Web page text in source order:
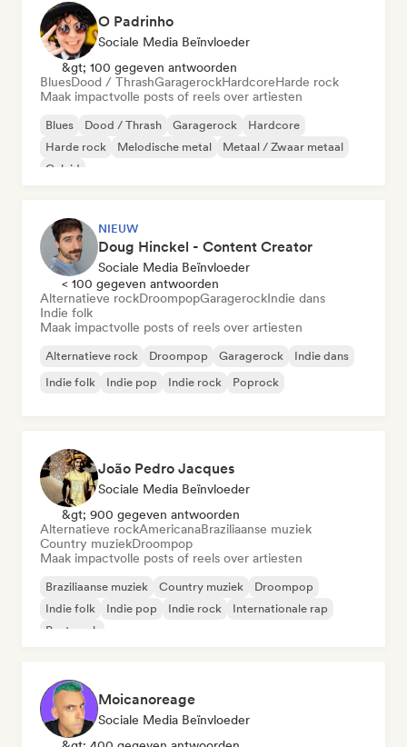
O Padrinho
Sociale Media Beïnvloeder
&gt; 100 gegeven antwoorden
BluesDood / ThrashGaragerockHardcoreHarde rock
Maak impactvolle posts of reels over artiesten
Blues Dood / Thrash Garagerock
Hardcore
Harde rock
Melodische metal
Metaal / Zwaar metaal
Geluid
NIEUW
Doug Hinckel - Content Creator
Sociale Media Beïnvloeder
< 100 gegeven antwoorden
Alternatieve rockDroompopGaragerockIndie dans
Indie folk
Maak impactvolle posts of reels over artiesten
Alternatieve rock Droompop Garagerock
Indie dans
Indie folk
Indie pop Indie rock Poprock
João Pedro Jacques
Sociale Media Beïnvloeder
&gt; 900 gegeven antwoorden
Alternatieve rockAmericanaBraziliaanse muziek
Country muziekDroompop
Maak impactvolle posts of reels over artiesten
Braziliaanse muziek Country muziek
Droompop
Indie folk
Indie pop Indie rock
Internationale rap
Post punk
Moicanoreage
Sociale Media Beïnvloeder